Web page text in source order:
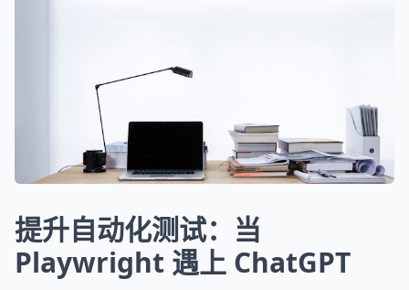
提升自动化测试：当
Playwright 遇上 ChatGPT